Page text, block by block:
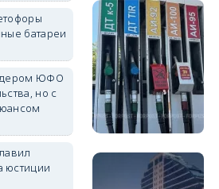
батареи
ЮФО
но с
юстиции